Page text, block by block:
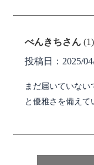
べんきち 1
投稿日 2025/
まだ届いていない
と優雅さを備えて